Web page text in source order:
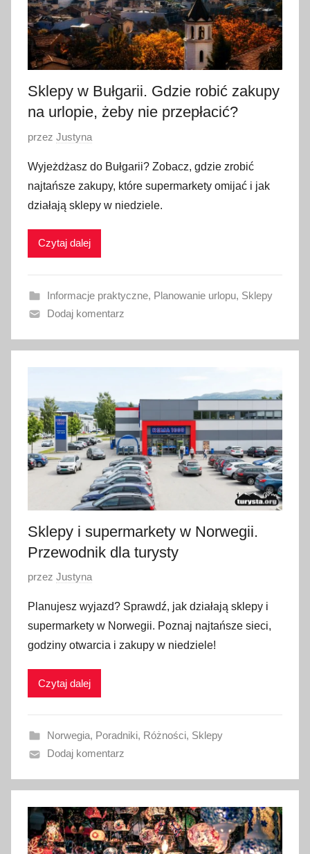
Sklepy w Bułgarii. Gdzie robić zakupy
na urlopie, żeby nie przepłacić?
O
u
b
l
i
a
n
8
l
p
c
a
2
przez Justyna
Wyjeżdżasz do Bułgarii? Zobacz, gdzie zrobić
najtańsze zakupy, które supermarkety omijać i jak
działają sklepy w niedziele.
Czytaj dalej
Informacje praktyczne, Planowanie urlopu, Sklepy
Dodaj komentarz
Sklepy i supermarkety w Norwegii.
Przewodnik dla turysty
O
u
b
l
i
a
n
7
c
z
e
przez Justyna
Planujesz wyjazd? Sprawdź, jak działają sklepy i
supermarkety w Norwegii. Poznaj najtańsze sieci,
godziny otwarcia i zakupy w niedziele!
Czytaj dalej
Norwegia, Poradniki, Różności, Sklepy
Dodaj komentarz